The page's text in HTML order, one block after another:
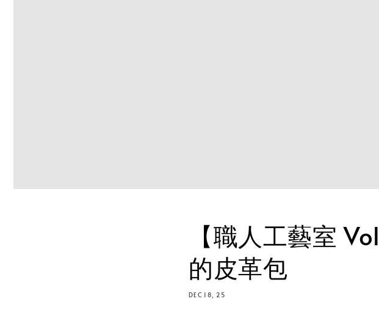
【職人工藝室
的皮革包
DEC 18, 25